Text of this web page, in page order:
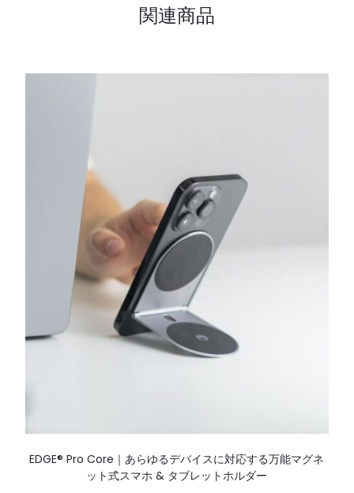
関連商品
EDGE® Pro Core｜あらゆるデバイスに対応する万能マグネ
ット式スマホ & タブレットホルダー